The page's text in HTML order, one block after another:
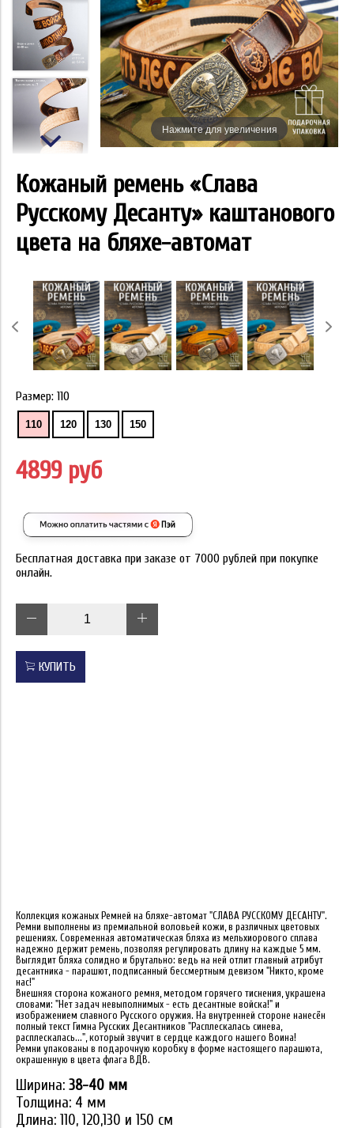
Нажмите для увеличения
Кожаный ремень «Слава
Русскому Десанту» каштанового
цвета на бляхе-автомат
Размер: 110
110 120 130 150
4899 руб
Бесплатная доставка при заказе от 7000 рублей при покупке
онлайн.
КУПИТЬ
Коллекция кожаных Ремней на бляхе-автомат "СЛАВА РУССКОМУ ДЕСАНТУ".
Ремни выполнены из премиальной воловьей кожи, в различных цветовых
решениях. Современная автоматическая бляха из мельхиорового сплава
надежно держит ремень, позволяя регулировать длину на каждые 5 мм.
Выглядит бляха солидно и брутально: ведь на ней отлит главный атрибут
десантника - парашют, подписанный бессмертным девизом "Никто, кроме
нас!"
Внешняя сторона кожаного ремня, методом горячего тиснения, украшена
словами: "Нет задач невыполнимых - есть десантные войска!" и
изображением славного Русского оружия. На внутренней стороне нанесён
полный текст Гимна Русских Десантников "Расплескалась синева,
расплескалась...", который звучит в сердце каждого нашего Воина!
Ремни упакованы в подарочную коробку в форме настоящего парашюта,
окрашенную в цвета флага ВДВ.
Ширина: 38-40 мм
Толщина: 4 мм
Длина: 110, 120,130 и 150 см